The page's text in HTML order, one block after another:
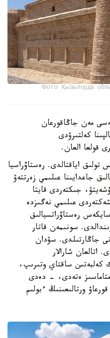
Фото: Қызылорда
مەن جاڭاقورعان
كەلتىرۋدى
قولعا العان.
اياقتالدى. رەستاۆراسيا
جاعدايىنا عىلىمي زەرتتەۋ
جىكتەردى قايتا
عىلىمي نەگىزدە
سايكەس رەستاۆراتسيالىق
سونىمەن قاتار
جاڭارتىلدى. سۋدان
اتالعان شارالار
كەلبەتىن ساقتاي وتىرىپ،
ەتەدى، - دەدى
ورتالىعىنىڭ ءبولىم